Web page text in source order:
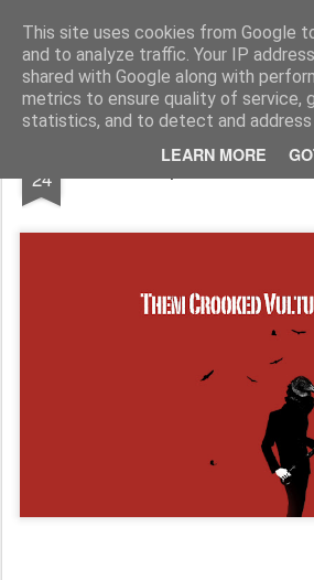
This site uses cookies from Google
and to analyze traffic. Your IP
shared with Google along with
metrics to ensure quality of service,
statistics, and to detect and address
LEARN MORE
www.ViciAudio.pt WWW.VICIAUDIO.PT - O Vício do Audio alimenta-se com a
24 Quick Spin! - Them